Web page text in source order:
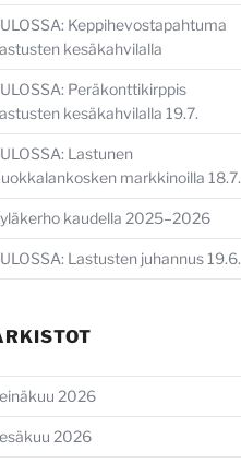
Keppihevostapahtuma
kesäkahvilalla
Peräkonttikirppis
kesäkahvilalla 19.7.
Lastunen
markkinoilla 18.7.
kaudella 2025–2026
Lastusten juhannus 19.6.
2026
2026